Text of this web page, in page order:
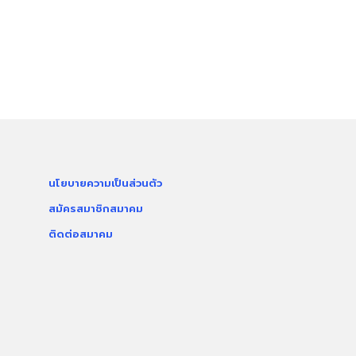
นโยบายความเป็นส่วนตัว
สมัครสมาชิกสมาคม
ติดต่อสมาคม